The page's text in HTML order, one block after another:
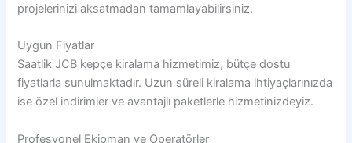
projelerinizi aksatmadan tamamlayabilirsiniz.
Uygun Fiyatlar
Saatlik JCB kepçe kiralama hizmetimiz, bütçe dostu
fiyatlarla sunulmaktadır. Uzun süreli kiralama ihtiyaçlarınızda
ise özel indirimler ve avantajlı paketlerle hizmetinizdeyiz.
Profesyonel Ekipman ve Operatörler